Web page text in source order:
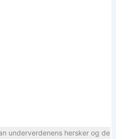
underverdenens hersker og de